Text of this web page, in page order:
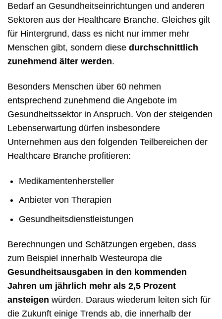
Bedarf an Gesundheitseinrichtungen und anderen
Sektoren aus der Healthcare Branche. Gleiches gilt
für Hintergrund, dass es nicht nur immer mehr
Menschen gibt, sondern diese durchschnittlich
zunehmend älter werden.
Besonders Menschen über 60 nehmen
entsprechend zunehmend die Angebote im
Gesundheitssektor in Anspruch. Von der steigenden
Lebenserwartung dürfen insbesondere
Unternehmen aus den folgenden Teilbereichen der
Healthcare Branche profitieren:
Medikamentenhersteller
Anbieter von Therapien
Gesundheitsdienstleistungen
Berechnungen und Schätzungen ergeben, dass
zum Beispiel innerhalb Westeuropa die
Gesundheitsausgaben in den kommenden
Jahren um jährlich mehr als 2,5 Prozent
ansteigen würden. Daraus wiederum leiten sich für
die Zukunft einige Trends ab, die innerhalb der